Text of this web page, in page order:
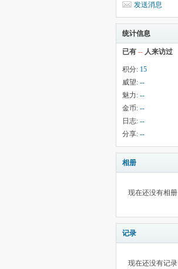
发送消息
统计信息
已有 -- 人来访过
积分: 15
威望: --
魅力: --
金币: --
日志: --
分享: --
相册
现在还没有相册
记录
现在还没有记录